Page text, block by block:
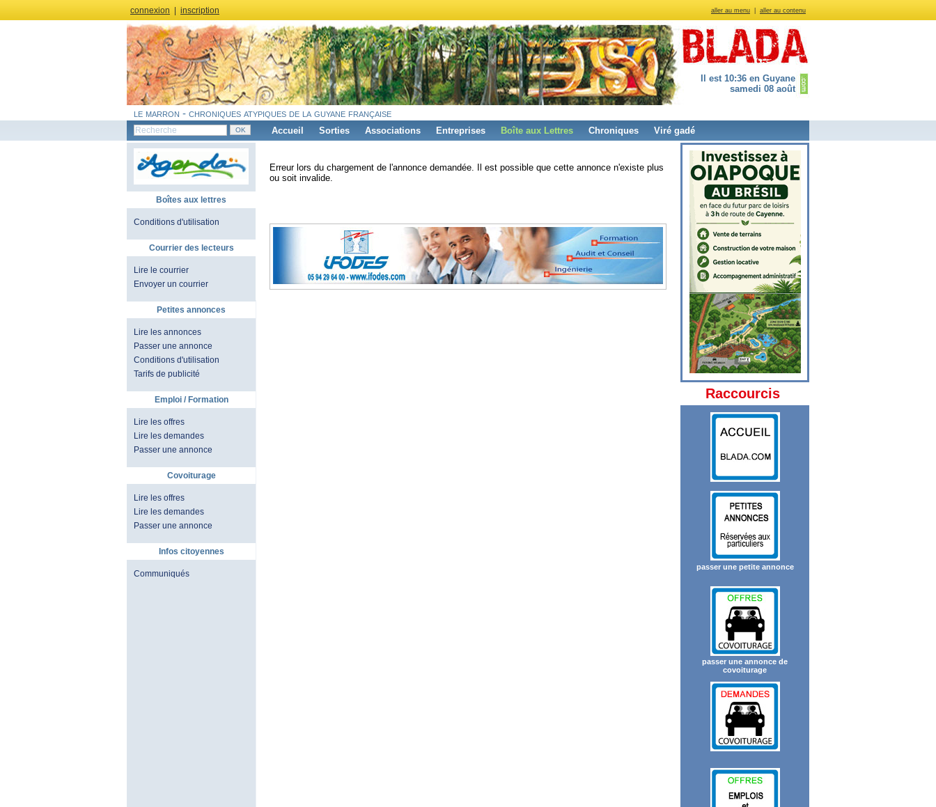
aller au menu aller au contenu
connexion inscription
Il est 10:36 en Guyane
samedi 08 août
le marron - chroniques atypiques de la guyane française
Accueil Sorties Associations Entreprises Boîte aux Lettres Chroniques Viré gadé
Boîtes aux lettres
Conditions d'utilisation
Courrier des lecteurs
Lire le courrier
Envoyer un courrier
Petites annonces
Lire les annonces
Passer une annonce
Conditions d'utilisation
Tarifs de publicité
Emploi / Formation
Lire les offres
Lire les demandes
Passer une annonce
Covoiturage
Lire les offres
Lire les demandes
Passer une annonce
Infos citoyennes
Communiqués
Erreur lors du chargement de l'annonce demandée. Il est possible que cette annonce n'existe plus
ou soit invalide.
Raccourcis
passer une petite annonce
passer une annonce de
covoiturage